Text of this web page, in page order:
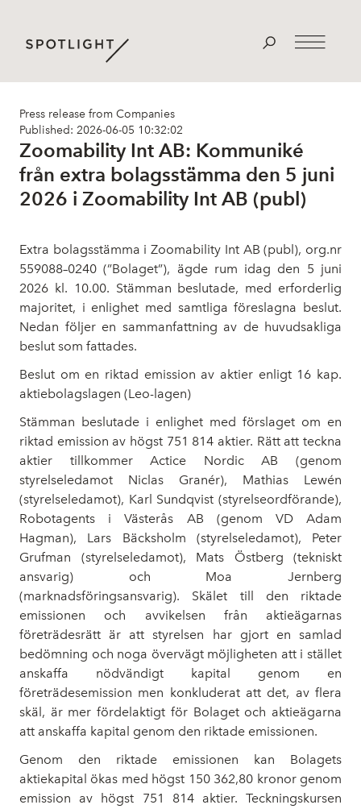
Press release from Companies
Published: 2026-06-05 10:32:02
Zoomability Int AB: Kommuniké
från extra bolagsstämma den 5 juni
2026 i Zoomability Int AB (publ)
Extra bolagsstämma i Zoomability Int AB (publ), org.nr
559088–0240 (”Bolaget”), ägde rum idag den 5 juni
2026 kl. 10.00. Stämman beslutade, med erforderlig
majoritet, i enlighet med samtliga föreslagna beslut.
Nedan följer en sammanfattning av de huvudsakliga
beslut som fattades.
Beslut om en riktad emission av aktier enligt 16 kap.
aktiebolagslagen (Leo-lagen)
Stämman beslutade i enlighet med förslaget om en
riktad emission av högst 751 814 aktier. Rätt att teckna
aktier tillkommer Actice Nordic AB (genom
styrelseledamot Niclas Granér), Mathias Lewén
(styrelseledamot), Karl Sundqvist (styrelseordförande),
Robotagents i Västerås AB (genom VD Adam
Hagman), Lars Bäcksholm (styrelseledamot), Peter
Grufman (styrelseledamot), Mats Östberg (tekniskt
ansvarig) och Moa Jernberg
(marknadsföringsansvarig). Skälet till den riktade
emissionen och avvikelsen från aktieägarnas
företrädesrätt är att styrelsen har gjort en samlad
bedömning och noga övervägt möjligheten att i stället
anskaffa nödvändigt kapital genom en
företrädesemission men konkluderat att det, av flera
skäl, är mer fördelaktigt för Bolaget och aktieägarna
att anskaffa kapital genom den riktade emissionen.
Genom den riktade emissionen kan Bolagets
aktiekapital ökas med högst 150 362,80 kronor genom
emission av högst 751 814 aktier. Teckningskursen